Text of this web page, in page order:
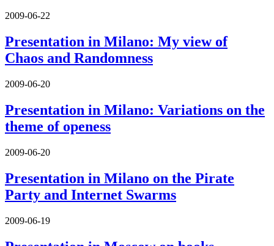
2009-06-22
Presentation in Milano: My view of
Chaos and Randomness
2009-06-20
Presentation in Milano: Variations on the
theme of openess
2009-06-20
Presentation in Milano on the Pirate
Party and Internet Swarms
2009-06-19